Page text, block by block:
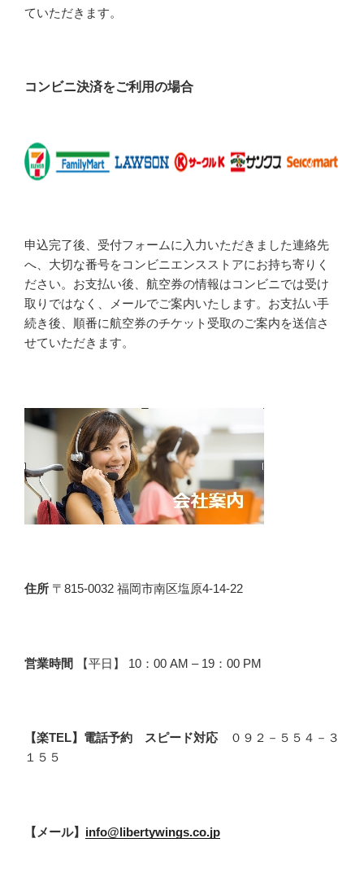
ていただきます。
コンビニ決済をご利用の場合
申込完了後、受付フォームに入力いただきました連絡先
へ、大切な番号をコンビニエンスストアにお持ち寄りく
ださい。お支払い後、航空券の情報はコンビニでは受け
取りではなく、メールでご案内いたします。お支払い手
続き後、順番に航空券のチケット受取のご案内を送信さ
せていただきます。
住所 〒815-0032 福岡市南区塩原4-14-22
営業時間 【平日】 10：00 AM – 19：00 PM
【楽TEL】電話予約 スピード対応
０９２－５５４－３
１５５
【メール】 info@libertywings.co.jp